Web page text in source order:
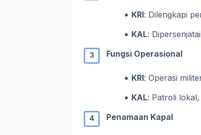
KRI: Dilengkapi
KAL:
Fungsi Operasional
KRI: Operasi
KAL: Patroli
Penamaan Kapal